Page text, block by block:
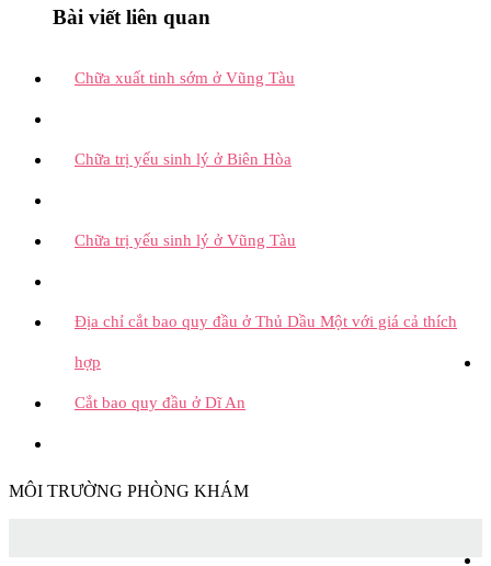
Bài viết liên quan
Chữa xuất tinh sớm ở Vũng Tàu
Chữa trị yếu sinh lý ở Biên Hòa
Chữa trị yếu sinh lý ở Vũng Tàu
Địa chỉ cắt bao quy đầu ở Thủ Dầu Một với giá cả thích
hợp
Cắt bao quy đầu ở Dĩ An
MÔI TRƯỜNG PHÒNG KHÁM